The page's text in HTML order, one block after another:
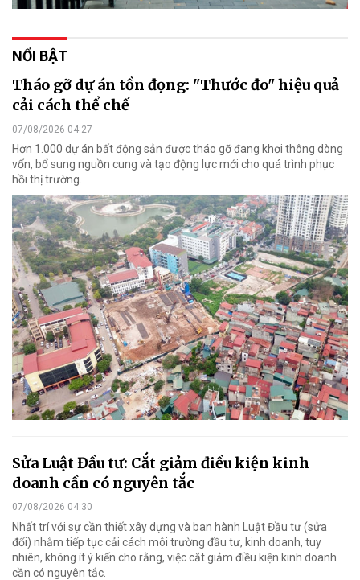
NỔI BẬT
Tháo gỡ dự án tồn đọng: "Thước đo" hiệu quả
cải cách thể chế
07/08/2026 04:27
Hơn 1.000 dự án bất động sản được tháo gỡ đang khơi thông dòng
vốn, bổ sung nguồn cung và tạo động lực mới cho quá trình phục
hồi thị trường.
Sửa Luật Đầu tư: Cắt giảm điều kiện kinh
doanh cần có nguyên tắc
07/08/2026 04:30
Nhất trí với sự cần thiết xây dựng và ban hành Luật Đầu tư (sửa
đổi) nhằm tiếp tục cải cách môi trường đầu tư, kinh doanh, tuy
nhiên, không ít ý kiến cho rằng, việc cắt giảm điều kiện kinh doanh
cần có nguyên tắc.